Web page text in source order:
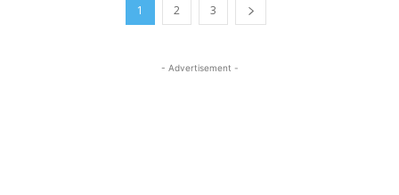
1 2 3
- Advertisement -